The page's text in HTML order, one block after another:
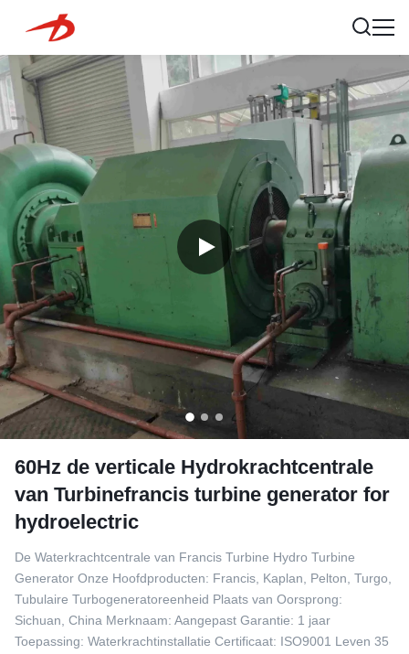
60Hz de verticale Hydrokrachtcentrale
van Turbinefrancis turbine generator for
hydroelectric
De Waterkrachtcentrale van Francis Turbine Hydro Turbine
Generator Onze Hoofdproducten: Francis, Kaplan, Pelton, Turgo,
Tubulaire Turbogeneratoreenheid Plaats van Oorsprong:
Sichuan, China Merknaam: Aangepast Garantie: 1 jaar
Toepassing: Waterkrachtinstallatie Certificaat: ISO9001 Leven 35